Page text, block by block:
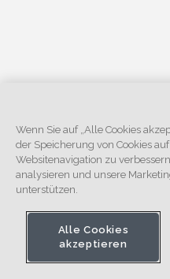
Wenn Sie auf „Alle Cookies
der Speicherung von Cookies
Websitenavigation zu
analysieren und unsere
unterstützen.
Alle Cookies
akzeptieren